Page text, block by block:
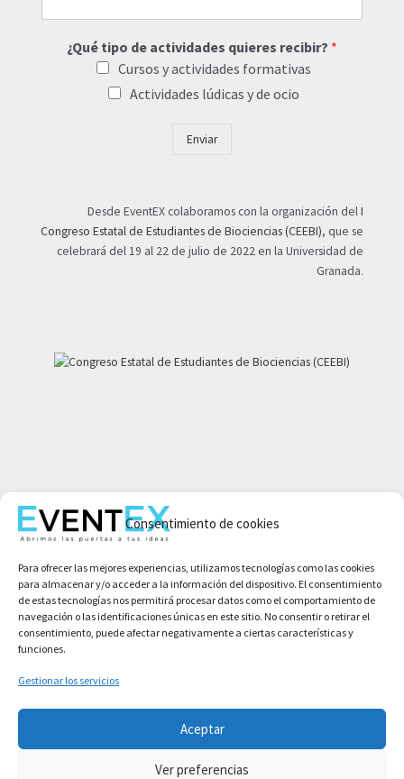
Consentimiento de cookies
Para ofrecer las mejores experiencias, utilizamos tecnologías como las cookies
para almacenar y/o acceder a la información del dispositivo. El consentimiento
de estas tecnologías nos permitirá procesar datos como el comportamiento de
navegación o las identificaciones únicas en este sitio. No consentir o retirar el
consentimiento, puede afectar negativamente a ciertas características y
funciones.
Gestionar los servicios
Aceptar
Ver preferencias
¿Qué tipo de actividades quieres recibir? *
Cursos y actividades formativas
Actividades lúdicas y de ocio
Enviar
Desde EventEX colaboramos con la organización delI
Congreso Estatal de Estudiantes de Biociencias (CEEBI), que se
celebrará del 19 al 22 de julio de 2022 en la Universidad de
Granada.
Aviso legal
Condiciones de compra
Política de cookies